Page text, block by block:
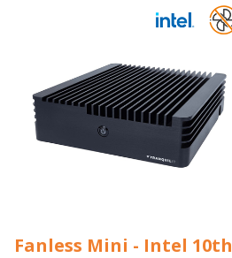
Fanless Mini - Intel 10th